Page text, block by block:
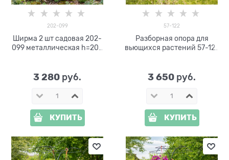
202-099
Ширма 2 шт садовая 202-
099 металлическая h=200
3 280 руб.
КУПИТЬ
57-122
Разборная опора для
вьющихся растений 57-122
3 650 руб.
КУПИТЬ